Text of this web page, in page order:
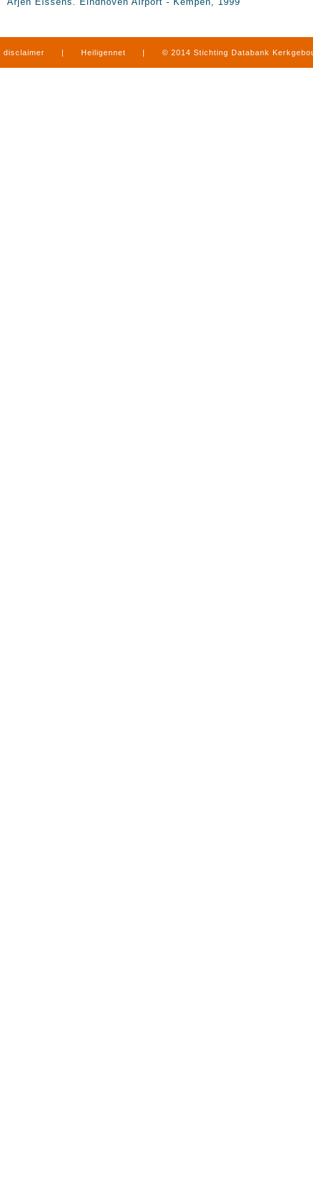
disclaimer | Heiligennet | © 2014 Stichting Databank